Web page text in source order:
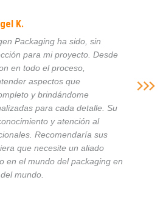
K.
Packaging ha sido, sin
para mi proyecto. Desde
en todo el proceso,
aspectos que
y brindándome
para cada detalle. Su
y atención al
Recomendaría sus
que necesite un aliado
en el mundo del packaging en
mundo.